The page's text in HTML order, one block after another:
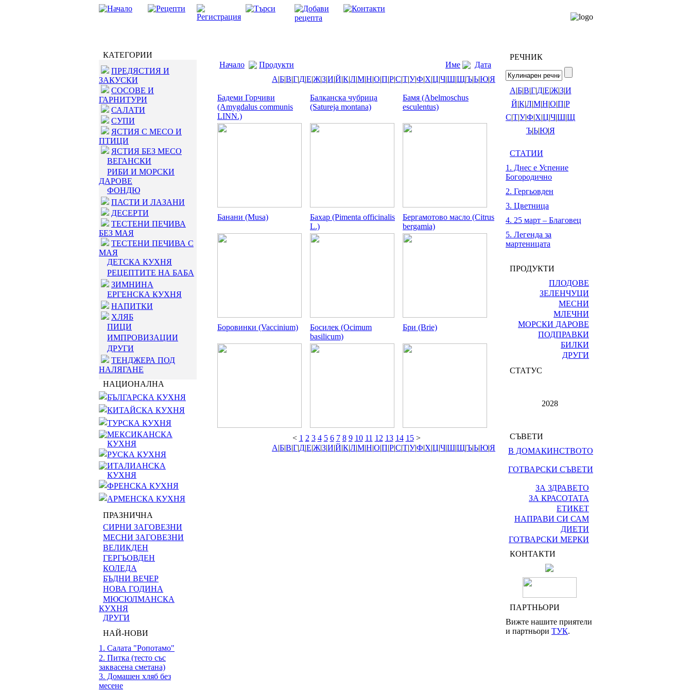
КАТЕГОРИИ
ПРЕДЯСТИЯ И
ЗАКУСКИ
СОСОВЕ И
ГАРНИТУРИ
САЛАТИ
СУПИ
ЯСТИЯ С МЕСО И
ПТИЦИ
ЯСТИЯ БЕЗ МЕСО
ВЕГАНСКИ
РИБИ И МОРСКИ
ДАРОВЕ
ФОНДЮ
ПАСТИ И ЛАЗАНИ
ДЕСЕРТИ
ТЕСТЕНИ ПЕЧИВА
БЕЗ МАЯ
ТЕСТЕНИ ПЕЧИВА С
МАЯ
ДЕТСКА КУХНЯ
РЕЦЕПТИТЕ НА БАБА
ЗИМНИНА
ЕРГЕНСКА КУХНЯ
НАПИТКИ
ХЛЯБ
ПИЦИ
ИМПРОВИЗАЦИИ
ДРУГИ
ТЕНДЖЕРА ПОД
НАЛЯГАНЕ
НАЦИОНАЛНА
БЪЛГАРСКА КУХНЯ
КИТАЙСКА КУХНЯ
ТУРСКА КУХНЯ
МЕКСИКАНСКА
КУХНЯ
РУСКА КУХНЯ
ИТАЛИАНСКА
КУХНЯ
ФРЕНСКА КУХНЯ
АРМЕНСКА КУХНЯ
ПРАЗНИЧНА
СИРНИ ЗАГОВЕЗНИ
МЕСНИ ЗАГОВЕЗНИ
ВЕЛИКДЕН
ГЕРГЬОВДЕН
КОЛЕДА
БЪДНИ ВЕЧЕР
НОВА ГОДИНА
МЮСЮЛМАНСКА
КУХНЯ
ДРУГИ
НАЙ-НОВИ
1. Салата "Ропотамо"
2. Питка (тесто със
заквасена сметана)
3. Домашен хляб без
месене
Начало Продукти Име
Дата
А|Б|В|Г|Д|Е|Ж|З|И|Й|К|Л|М|Н|О|П|Р|С|Т|У|Ф|Х|Ц|Ч|Ш|Щ|Ъ|Ь|Ю|Я
Бадеми Горчиви
(Amygdalus communis
LINN.)
Балканска чубрица
(Satureja montana)
Бамя (Abelmoschus
esculentus)
Банани (Musa)
Бахар (Pimenta officinalis
L.)
Бергамотово масло (Citrus
bergamia)
Боровинки (Vaccinium)
Босилек (Ocimum
basilicum)
Бри (Brie)
< 1 2 3 4 5 6 7 8 9 10 11 12 13 14 15>
А|Б|В|Г|Д|Е|Ж|З|И|Й|К|Л|М|Н|О|П|Р|С|Т|У|Ф|Х|Ц|Ч|Ш|Щ|Ъ|Ь|Ю|Я
РЕЧНИК
А|Б|В|Г|Д|Е|Ж|З|И
Й|К|Л|М|Н|О|П|Р
С|Т|У|Ф|Х|Ц|Ч|Ш|Щ
Ъ|Ь|Ю|Я
СТАТИИ
1. Днес е Успение
Богородично
2. Гергьовден
3. Цветница
4. 25 март – Благовец
5. Легенда за
мартеницата
ПРОДУКТИ
ПЛОДОВЕ
ЗЕЛЕНЧУЦИ
МЕСНИ
МЛЕЧНИ
МОРСКИ ДАРОВЕ
ПОДПРАВКИ
БИЛКИ
ДРУГИ
СТАТУС
2028
СЪВЕТИ
В ДОМАКИНСТВОТО
ГОТВАРСКИ СЪВЕТИ
ЗА ЗДРАВЕТО
ЗА КРАСОТАТА
ЕТИКЕТ
НАПРАВИ СИ САМ
ДИЕТИ
ГОТВАРСКИ МЕРКИ
КОНТАКТИ
ПАРТНЬОРИ
Вижте нашите приятели
и партньори ТУК.